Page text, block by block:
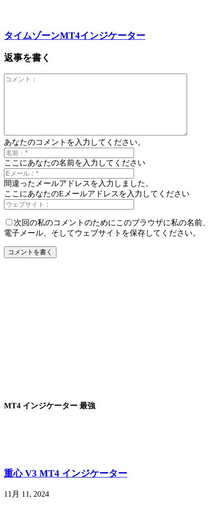
タイムゾーンMT4インジケーター
返事を書く
あなたのコメントを入力してください。
ここにあなたの名前を入力してください
間違ったメールアドレスを入力しました。
ここにあなたのEメールアドレスを入力してください
次回の私のコメントのためにこのブラウザに私の名前、
電子メール、そしてウェブサイトを保存してください。
MT4 インジケーター 最強
重心 V3 MT4 インジケーター
11月 11, 2024